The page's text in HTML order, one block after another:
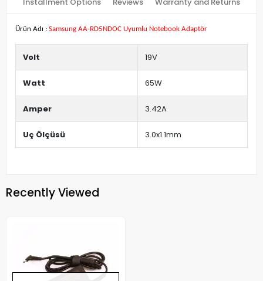
Ürün Adı : Samsung AA-RD5NDOC Uyumlu Notebook Adaptör
Volt 19V
Watt 65W
Amper 3.42A
Uç Ölçüsü 3.0x1.1mm
Recently Viewed